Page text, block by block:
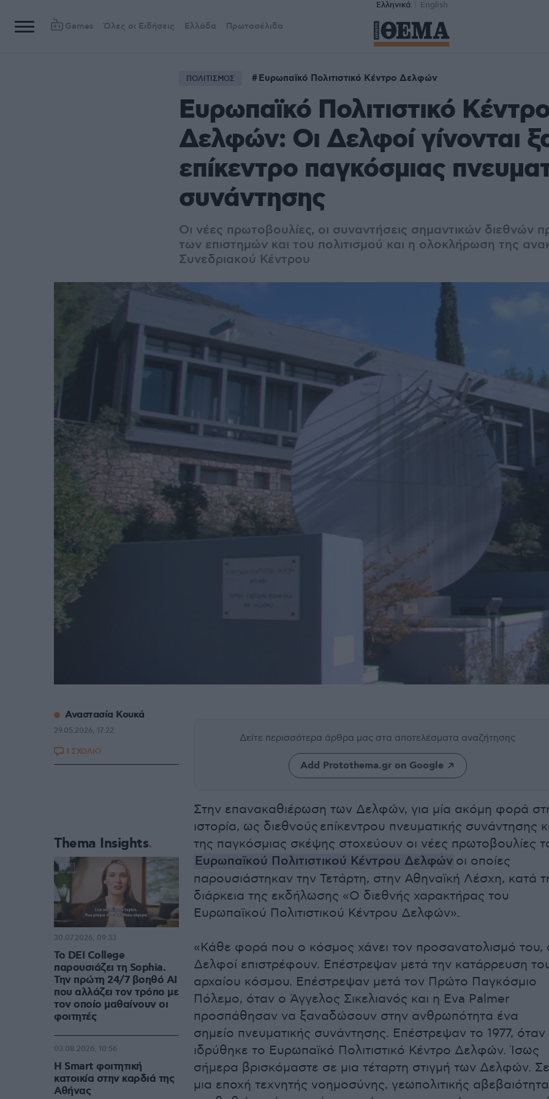
Ελληνικά English
Games Όλες οι Ειδήσεις Ελλάδα Πρωτοσέλιδα
ΠΟΛΙΤΙΣΜΟΣ Ευρωπαϊκό Πολιτιστικό Κέντρο Δελφών
Ευρωπαϊκό Πολιτιστικό
Δελφών: Οι Δελφοί γίνονται
επίκεντρο παγκόσμιας
συνάντησης
Οι νέες πρωτοβουλίες, οι συναντήσεις σημαντικών διεθνών
των επιστημών και του πολιτισμού και η ολοκλήρωση της
Συνεδριακού Κέντρου
Δείτε περισσότερα άρθρα μας στα αποτελέσματα αναζήτησης
Add Protothema.gr on Google
Στην επανακαθιέρωση των Δελφών, για μία ακόμη φορά
ιστορία, ως διεθνούς επίκεντρου πνευματικής συνάντησης
της παγκόσμιας σκέψης στοχεύουν οι νέες πρωτοβουλίες
Ευρωπαϊκού Πολιτιστικού Κέντρου Δελφών οι οποίες
παρουσιάστηκαν την Τετάρτη, στην Αθηναϊκή Λέσχη, κατά
διάρκεια της εκδήλωσης «Ο διεθνής χαρακτήρας του
Ευρωπαϊκού Πολιτιστικού Κέντρου Δελφών».
«Κάθε φορά που ο κόσμος χάνει τον προσανατολισμό του,
Δελφοί επιστρέφουν. Επέστρεψαν μετά την κατάρρευση
αρχαίου κόσμου. Επέστρεψαν μετά τον Πρώτο Παγκόσμιο
Πόλεμο, όταν ο Άγγελος Σικελιανός και η Eva Palmer
προσπάθησαν να ξαναδώσουν στην ανθρωπότητα ένα
σημείο πνευματικής συνάντησης. Επέστρεψαν το 1977, όταν
ιδρύθηκε το Ευρωπαϊκό Πολιτιστικό Κέντρο Δελφών. Ίσως
σήμερα βρισκόμαστε σε μια τέταρτη στιγμή των Δελφών. Σε
μια εποχή τεχνητής νοημοσύνης, γεωπολιτικής
Αναστασία Κουκά
29.05.2026, 17:22
1 ΣΧΟΛΙΟ
Thema Insights
Το DEI College
παρουσιάζει τη Sophia.
Την πρώτη 24/7 βοηθό AI
που αλλάζει τον τρόπο με
τον οποίο μαθαίνουν οι
φοιτητές
30.07.2026, 09:33
Η Smart φοιτητική
κατοικία στην καρδιά της
Αθήνας
03.08.2026, 10:56